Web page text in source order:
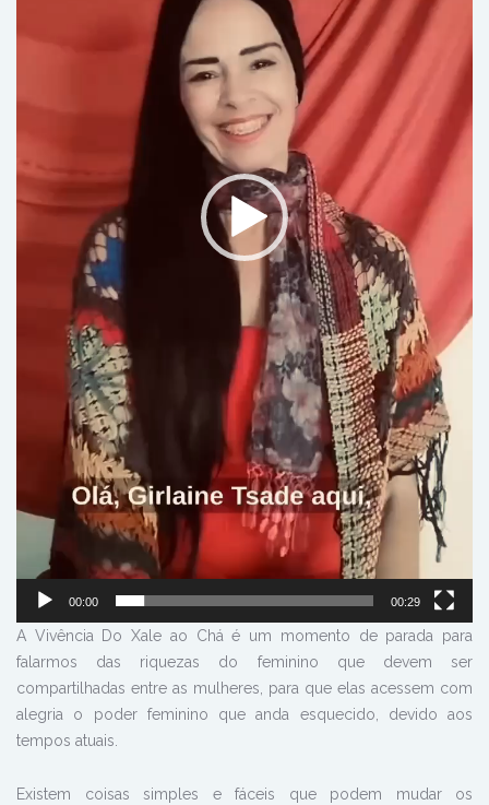
00:00 00:29
A Vivência Do Xale ao Chá é um momento de parada para
falarmos das riquezas do feminino que devem ser
compartilhadas entre as mulheres, para que elas acessem com
alegria o poder feminino que anda esquecido, devido aos
tempos atuais.
Existem coisas simples e fáceis que podem mudar os